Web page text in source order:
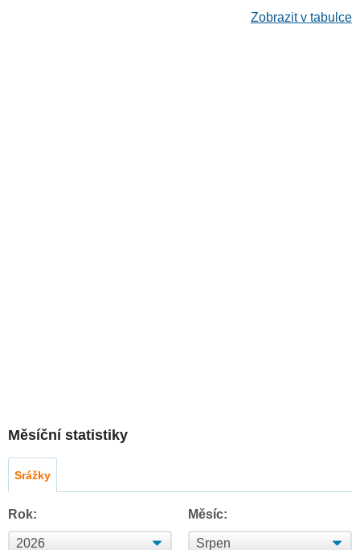
Zobrazit v tabulce
Měsíční statistiky
Srážky
Rok: Měsíc: